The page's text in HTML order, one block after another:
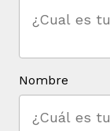
Nombre